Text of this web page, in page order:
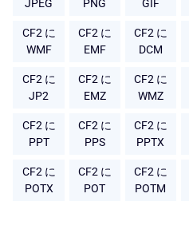
JPEG
PNG
GIF
CF2 に
WMF
CF2 に
EMF
CF2 に
DCM
CF2 に
JP2
CF2 に
EMZ
CF2 に
WMZ
CF2 に
PPT
CF2 に
PPS
CF2 に
PPTX
CF2 に
POTX
CF2 に
POT
CF2 に
POTM